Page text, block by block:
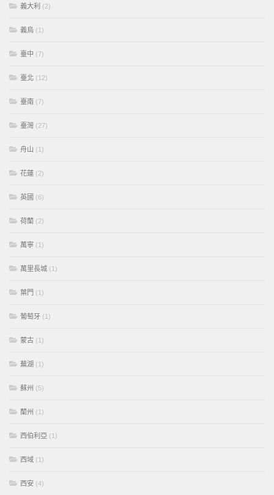
義大利 (2)
義烏 (1)
臺中 (7)
臺北 (12)
臺南 (7)
臺灣 (27)
舟山 (1)
花蓮 (2)
英國 (6)
荷蘭 (2)
萬寧 (1)
萬里長城 (1)
葉門 (1)
葡萄牙 (1)
蒙古 (1)
蕪湖 (1)
蘇州 (5)
蘭州 (1)
西伯利亞 (1)
西域 (1)
西安 (4)